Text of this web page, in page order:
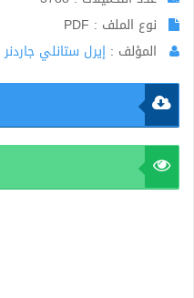
نوع الملف : PDF
المؤلف : إيرل ستانلي جاردنر